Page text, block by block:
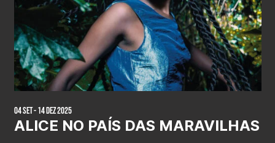
04 Set - 14 Dez 2025
ALICE NO PAÍS DAS MARAVILHAS